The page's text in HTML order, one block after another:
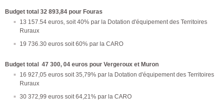
Budget total 32 893,84 pour Fouras
13 157.54 euros, soit 40% par la Dotation d'équipement des Territoires
Ruraux
19 736.30 euros soit 60% par la CARO
Budget total 47 300, 04 euros pour Vergeroux et Muron
16 927,05 euros soit 35,79% par la Dotation d'équipement des Territoires
Ruraux
30 372,99 euros soit 64,21% par la CARO